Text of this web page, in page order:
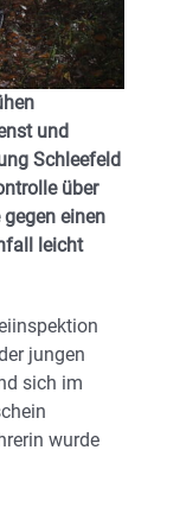
und
Schleefeld
über
einen
leicht
jungen
sich im
wurde